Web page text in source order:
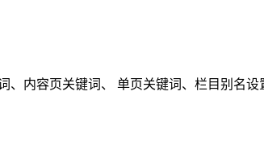
、内容页关键词、 单页关键词、栏目别名